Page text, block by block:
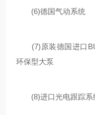
(6)德国气动系统
(7)原装德国进口
环保型大泵
(8)进口光电跟踪系